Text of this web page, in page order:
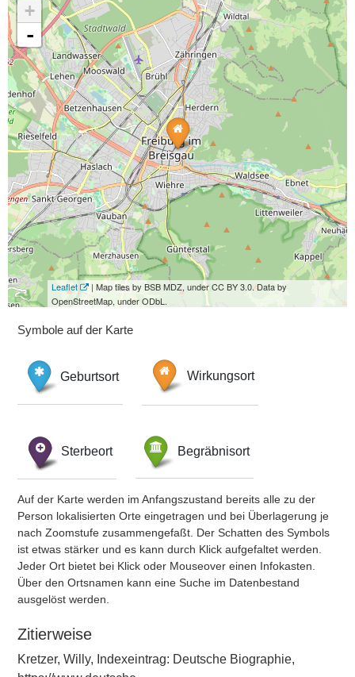
+
-
Leaflet
| Map tiles by BSB MDZ, under CC BY 3.0. Data by
OpenStreetMap, under ODbL.
Symbole auf der Karte
Geburtsort Wirkungsort
Sterbeort Begräbnisort
Auf der Karte werden im Anfangszustand bereits alle zu der
Person lokalisierten Orte eingetragen und bei Überlagerung je
nach Zoomstufe zusammengefaßt. Der Schatten des Symbols
ist etwas stärker und es kann durch Klick aufgefaltet werden.
Jeder Ort bietet bei Klick oder Mouseover einen Infokasten.
Über den Ortsnamen kann eine Suche im Datenbestand
ausgelöst werden.
Zitierweise
Kretzer, Willy, Indexeintrag: Deutsche Biographie,